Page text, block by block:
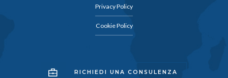
Privacy Policy
Cookie Policy
RICHIEDI UNA CONSULENZA